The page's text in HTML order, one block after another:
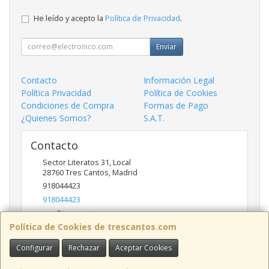
Política de Cookies de trescantos.com
Configurar Rechazar Aceptar Cookies
He leído y acepto la Política de Privacidad.
Enviar
Contacto
Información Legal
Política Privacidad
Política de Cookies
Condiciones de Compra
Formas de Pago
¿Quienes Somos?
S.A.T.
Contacto
Sector Literatos 31, Local
28760Tres Cantos,Madrid
918044423
918044423
ncs@trescantos.com
Horario